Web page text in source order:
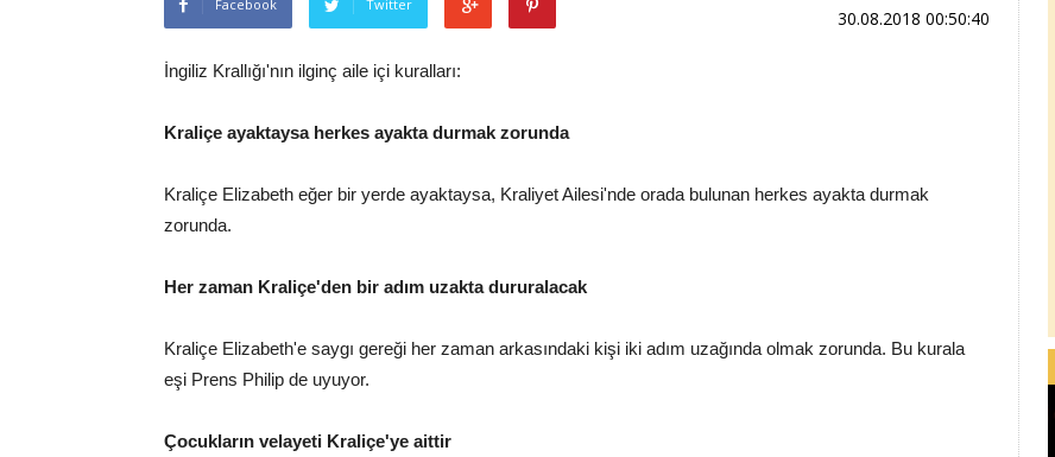
Facebook Twitter
30.08.2018 00:50:40
İngiliz Krallığı'nın ilginç aile içi kuralları:
Kraliçe ayaktaysa herkes ayakta durmak zorunda
Kraliçe Elizabeth eğer bir yerde ayaktaysa, Kraliyet Ailesi'nde orada bulunan herkes ayakta durmak
zorunda.
Her zaman Kraliçe'den bir adım uzakta dururalacak
Kraliçe Elizabeth'e saygı gereği her zaman arkasındaki kişi iki adım uzağında olmak zorunda. Bu kurala
eşi Prens Philip de uyuyor.
Çocukların velayeti Kraliçe'ye aittir